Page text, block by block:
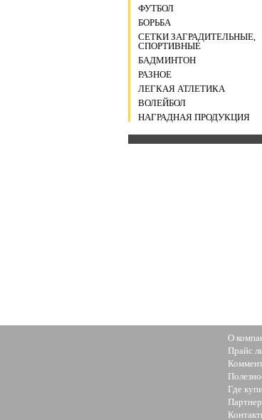
ФУТБОЛ
БОРЬБА
СЕТКИ ЗАГРАДИТЕЛЬНЫЕ,
СПОРТИВНЫЕ
БАДМИНТОН
РАЗНОЕ
ЛЕГКАЯ АТЛЕТИКА
ВОЛЕЙБОЛ
НАГРАДНАЯ ПРОДУКЦИЯ
О
Прайс
Где